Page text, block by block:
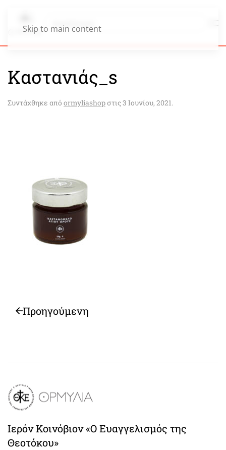
Skip to main content
Καστανιάς_s
Συντάχθηκε από ormyliashopστις3 Ιουνίου, 2021.
Προηγούμενη
Ιερόν Κοινόβιον «Ο Ευαγγελισμός της
Θεοτόκου»